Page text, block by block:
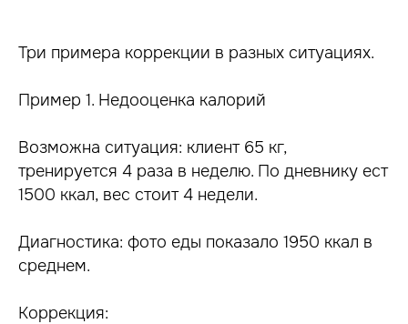
Три примера коррекции в разных ситуациях.
Пример 1. Недооценка калорий
Возможна ситуация: клиент 65 кг,
тренируется 4 раза в неделю. По дневнику ест
1500 ккал, вес стоит 4 недели.
Диагностика: фото еды показало 1950 ккал в
среднем.
Коррекция: